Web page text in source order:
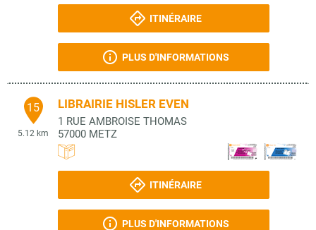
ITINÉRAIRE
PLUS D'INFORMATIONS
15
5.12 km
LIBRAIRIE HISLER EVEN
1 RUE AMBROISE THOMAS
57000 METZ
ITINÉRAIRE
PLUS D'INFORMATIONS